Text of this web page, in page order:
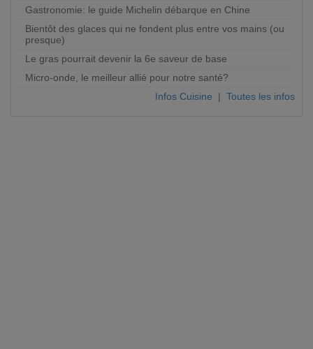
Gastronomie: le guide Michelin débarque en Chine
Bientôt des glaces qui ne fondent plus entre vos mains (ou
presque)
Le gras pourrait devenir la 6e saveur de base
Micro-onde, le meilleur allié pour notre santé?
Infos Cuisine | Toutes les infos